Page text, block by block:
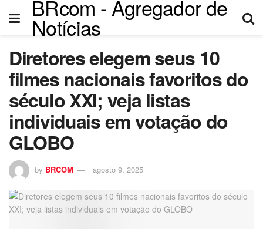
BRcom - Agregador de
Notícias
Diretores elegem seus 10
filmes nacionais favoritos do
século XXI; veja listas
individuais em votação do
GLOBO
by BRCOM agosto 9, 2025